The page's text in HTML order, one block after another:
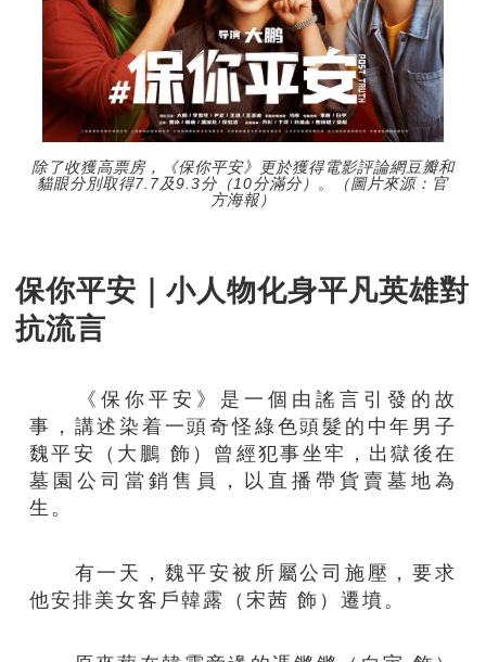
除了收獲高票房，《保你平安》更於獲得電影評論網豆瓣和
貓眼分別取得7.7及9.3分（10分滿分）。（圖片來源：官
方海報）
保你平安｜小人物化身平凡英雄對
抗流言
《保你平安》是一個由謠言引發的故
事，講述染着一頭奇怪綠色頭髮的中年男子
魏平安（大鵬 飾）曾經犯事坐牢，出獄後在
墓園公司當銷售員，以直播帶貨賣墓地為
生。
有一天，魏平安被所屬公司施壓，要求
他安排美女客戶韓露（宋茜 飾）遷墳。